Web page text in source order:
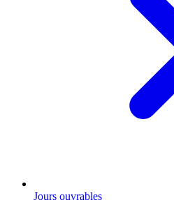
Jours ouvrables